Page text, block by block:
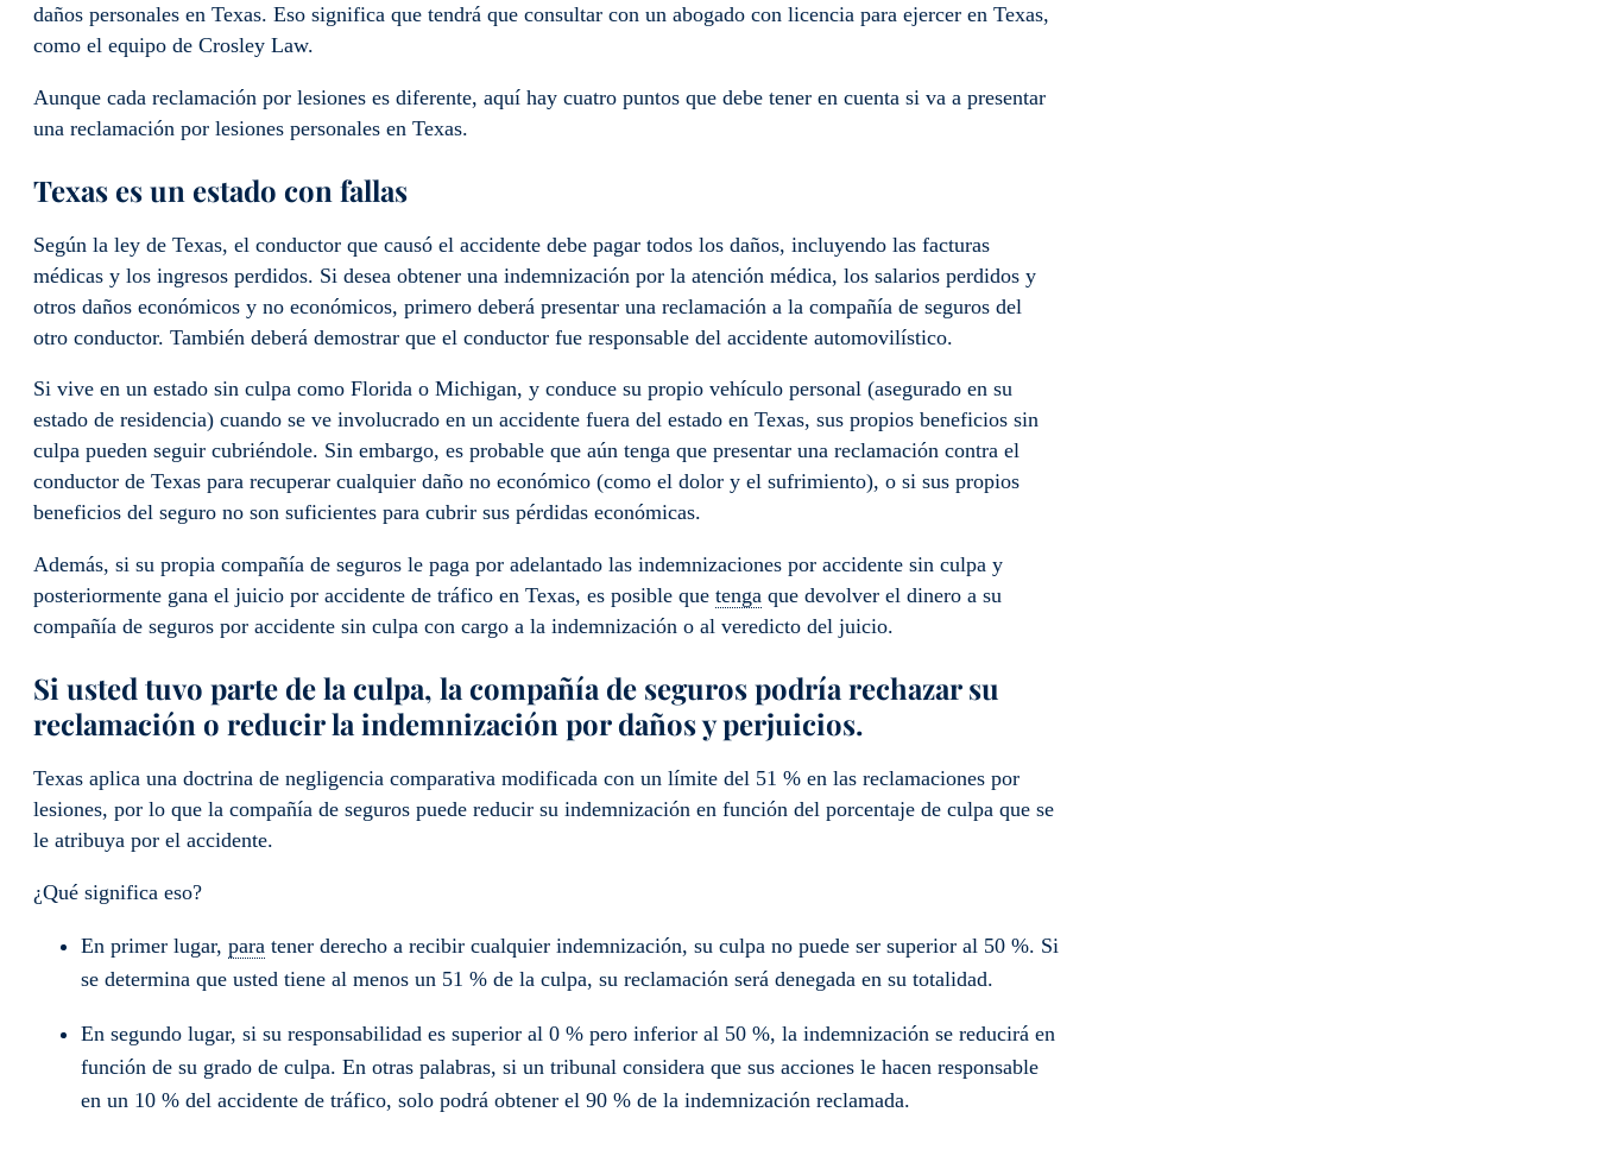
daños personales en Texas. Eso significa que tendrá que consultar con un abogado con licencia para ejercer en Texas,
como el equipo de Crosley Law.
Aunque cada reclamación por lesiones es diferente, aquí hay cuatro puntos que debe tener en cuenta si va a presentar
una reclamación por lesiones personales en Texas.
Texas es un estado con fallas
Según la ley de Texas, el conductor que causó el accidente debe pagar todos los daños, incluyendo las facturas
médicas y los ingresos perdidos. Si desea obtener una indemnización por la atención médica, los salarios perdidos y
otros daños económicos y no económicos, primero deberá presentar una reclamación a la compañía de seguros del
otro conductor. También deberá demostrar que el conductor fue responsable del accidente automovilístico.
Si vive en un estado sin culpa como Florida o Michigan, y conduce su propio vehículo personal (asegurado en su
estado de residencia) cuando se ve involucrado en un accidente fuera del estado en Texas, sus propios beneficios sin
culpa pueden seguir cubriéndole. Sin embargo, es probable que aún tenga que presentar una reclamación contra el
conductor de Texas para recuperar cualquier daño no económico (como el dolor y el sufrimiento), o si sus propios
beneficios del seguro no son suficientes para cubrir sus pérdidas económicas.
Además, si su propia compañía de seguros le paga por adelantado las indemnizaciones por accidente sin culpa y
posteriormente gana el juicio por accidente de tráfico en Texas, es posible que tenga que devolver el dinero a su
compañía de seguros por accidente sin culpa con cargo a la indemnización o al veredicto del juicio.
Si usted tuvo parte de la culpa, la compañía de seguros podría rechazar su
reclamación o reducir la indemnización por daños y perjuicios.
Texas aplica una doctrina de negligencia comparativa modificada con un límite del 51 % en las reclamaciones por
lesiones, por lo que la compañía de seguros puede reducir su indemnización en función del porcentaje de culpa que se
le atribuya por el accidente.
¿Qué significa eso?
En primer lugar, para tener derecho a recibir cualquier indemnización, su culpa no puede ser superior al 50 %. Si
se determina que usted tiene al menos un 51 % de la culpa, su reclamación será denegada en su totalidad.
En segundo lugar, si su responsabilidad es superior al 0 % pero inferior al 50 %, la indemnización se reducirá en
función de su grado de culpa. En otras palabras, si un tribunal considera que sus acciones le hacen responsable
en un 10 % del accidente de tráfico, solo podrá obtener el 90 % de la indemnización reclamada.